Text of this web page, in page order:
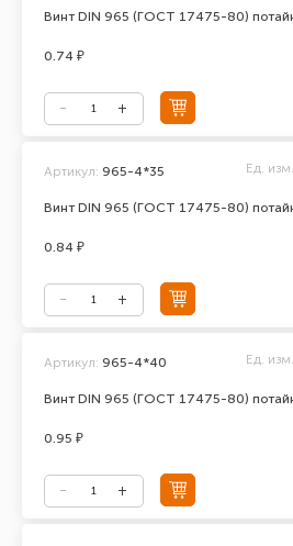
Винт DIN 965 (ГОСТ 17475-80)
0.74 ₽
Винт DIN 965 (ГОСТ 17475-80)
Артикул: 965-4*35 Ед. изм.
0.84 ₽
Винт DIN 965 (ГОСТ 17475-80)
Артикул: 965-4*40 Ед. изм.
0.95 ₽